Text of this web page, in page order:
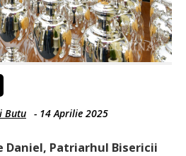
Butu - 14 Aprilie 2025
Patriarhul Bisericii